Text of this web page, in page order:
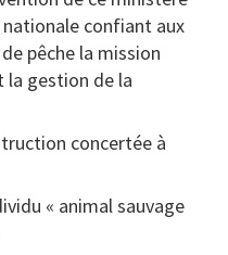
confiant aux
pêche la mission
la gestion de la
concertée à
« animal sauvage